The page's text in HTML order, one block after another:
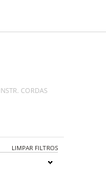
CORDAS
LIMPAR FILTROS